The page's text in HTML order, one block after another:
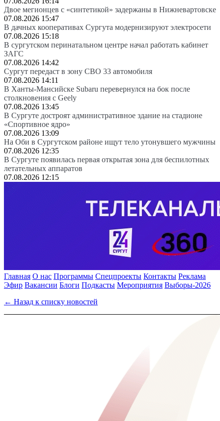
Двое мегионцев с «синтетикой» задержаны в Нижневартовске
07.08.2026 15:47
В дачных кооперативах Сургута модернизируют электросети
07.08.2026 15:18
В сургутском перинатальном центре начал работать кабинет
ЗАГС
07.08.2026 14:42
Сургут передаст в зону СВО 33 автомобиля
07.08.2026 14:11
В Ханты-Мансийске Subaru перевернулся на бок после
столкновения с Geely
07.08.2026 13:45
В Сургуте достроят административное здание на стадионе
«Спортивное ядро»
07.08.2026 13:09
На Оби в Сургутском районе ищут тело утонувшего мужчины
07.08.2026 12:35
В Сургуте появилась первая открытая зона для беспилотных
летательных аппаратов
07.08.2026 12:15
Главная О нас Программы Спецпроекты Контакты Реклама
Эфир Вакансии Блоги Подкасты Мероприятия Выборы-2026
← Назад к списку новостей